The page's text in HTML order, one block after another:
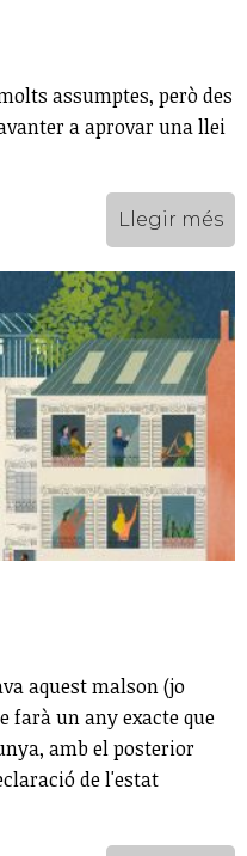
assumptes, però des
a aprovar una llei
Llegir més
aquest malson (jo
farà un any exacte que
amb el posterior
de l'estat